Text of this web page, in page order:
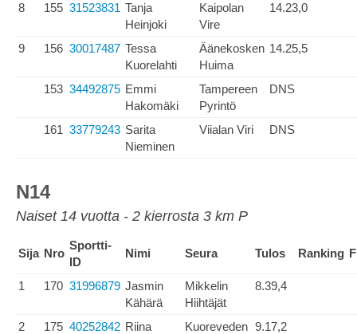
8 155 31523831 Tanja
Heinjoki
Kaipolan
Vire
14.23,0
9 156 30017487 Tessa
Kuorelahti
Äänekosken
Huima
14.25,5
153 34492875 Emmi
Hakomäki
Tampereen
Pyrintö
DNS
161 33779243 Sarita
Nieminen
Viialan Viri DNS
N14
Naiset 14 vuotta - 2 kierrosta 3 km P
Sija Nro
Sportti-
ID
Nimi Seura Tulos Ranking
1 170 31996879 Jasmin
Kähärä
Mikkelin
Hiihtäjät
8.39,4
2 175 40252842 Riina
Kuoreveden 9.17,2